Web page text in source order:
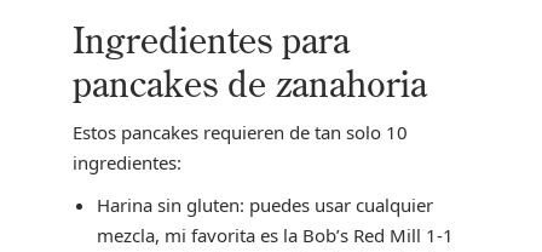
Ingredientes para
pancakes de zanahoria
Estos pancakes requieren de tan solo 10
ingredientes:
Harina sin gluten: puedes usar cualquier
mezcla, mi favorita es la Bob’s Red Mill 1-1